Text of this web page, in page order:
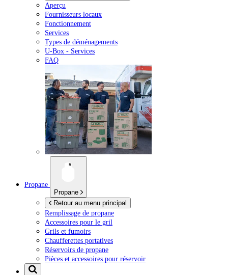
Aperçu
Fournisseurs locaux
Fonctionnement
Services
Types de déménagements
U-Box - Services
FAQ
Propane
Propane
Retour au menu principal
Remplissage de propane
Accessoires pour le gril
Grils et fumoirs
Chaufferettes portatives
Réservoirs de propane
Pièces et accessoires pour réservoir